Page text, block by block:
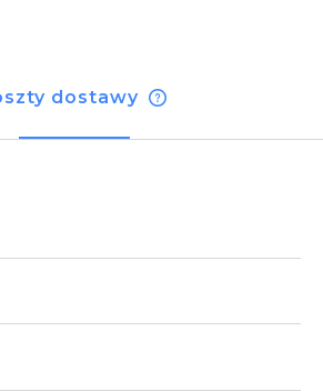
dostawy
ewentualnych kosztów płatności